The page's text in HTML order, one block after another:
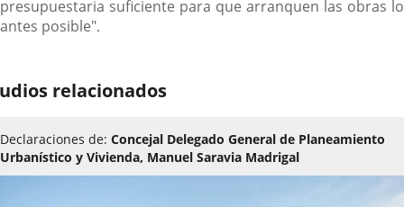
presupuestaria suficiente para que arranquen las obras lo
antes posible".
relacionados
Declaraciones de: Concejal Delegado General de Planeamiento
Urbanístico y Vivienda, Manuel Saravia Madrigal